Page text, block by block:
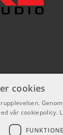
cookies
vår cookiepolicy.